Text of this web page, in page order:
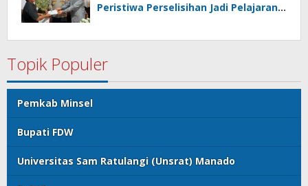
Peristiwa Perselisihan Jadi Pelajaran,
Topik Populer
Pemkab Minsel
Bupati FDW
Universitas Sam Ratulangi (Unsrat) Manado